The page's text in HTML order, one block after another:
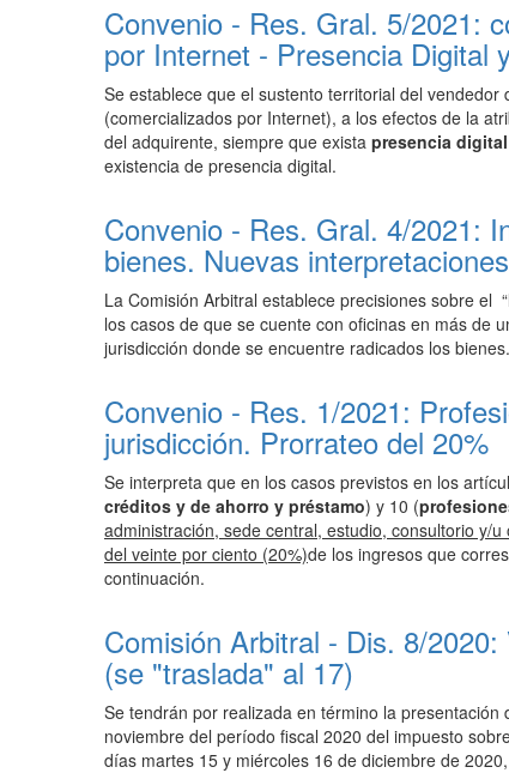
Convenio - Res. Gral. 5/2021:
por Internet - Presencia Digital
Se establece que el sustento territorial del vendedor
(comercializados por Internet), a los efectos de la
del adquirente, siempre que exista presencia digital
existencia de presencia digital.
Convenio - Res. Gral. 4/2021:
bienes. Nuevas interpretaciones
La Comisión Arbitral establece precisiones sobre el
los casos de que se cuente con oficinas en más de
jurisdicción donde se encuentre radicados los bienes.
Convenio - Res. 1/2021:
jurisdicción. Prorrateo del 20%
Se interpreta que en los casos previstos en los
créditos y de ahorro y préstamo) y 10 (
administración, sede central, estudio, consultorio y/
del veinte por ciento (20%)de los ingresos que
continuación.
Comisión Arbitral - Dis. 8/
(se "traslada" al 17)
Se tendrán por realizada en término la
noviembre del período fiscal 2020 del impuesto
días martes 15 y miércoles 16 de diciembre de